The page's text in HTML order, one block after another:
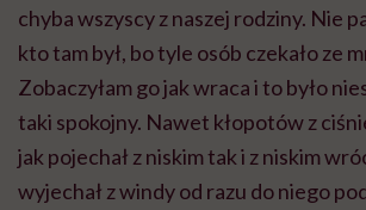
chyba wszyscy z naszej rodziny. Nie
kto tam był, bo tyle osób czekało ze
Zobaczyłam go jak wraca i to było
taki spokojny. Nawet kłopotów z
jak pojechał z niskim tak i z niskim
wyjechał z windy od razu do niego